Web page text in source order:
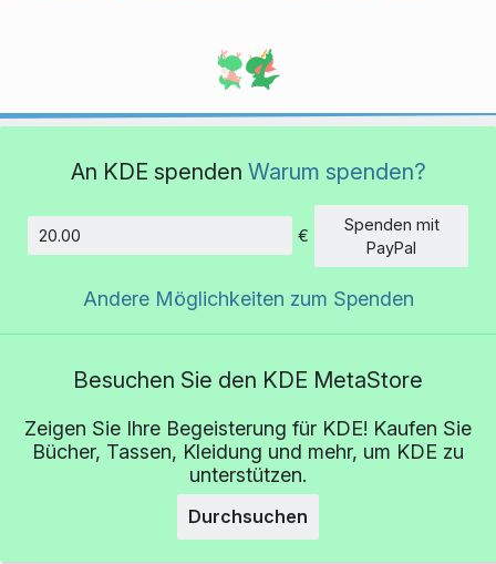
An KDE spenden Warum spenden?
€
Spenden mit
PayPal
Andere Möglichkeiten zum Spenden
Besuchen Sie den KDE MetaStore
Zeigen Sie Ihre Begeisterung für KDE! Kaufen Sie
Bücher, Tassen, Kleidung und mehr, um KDE zu
unterstützen.
Durchsuchen